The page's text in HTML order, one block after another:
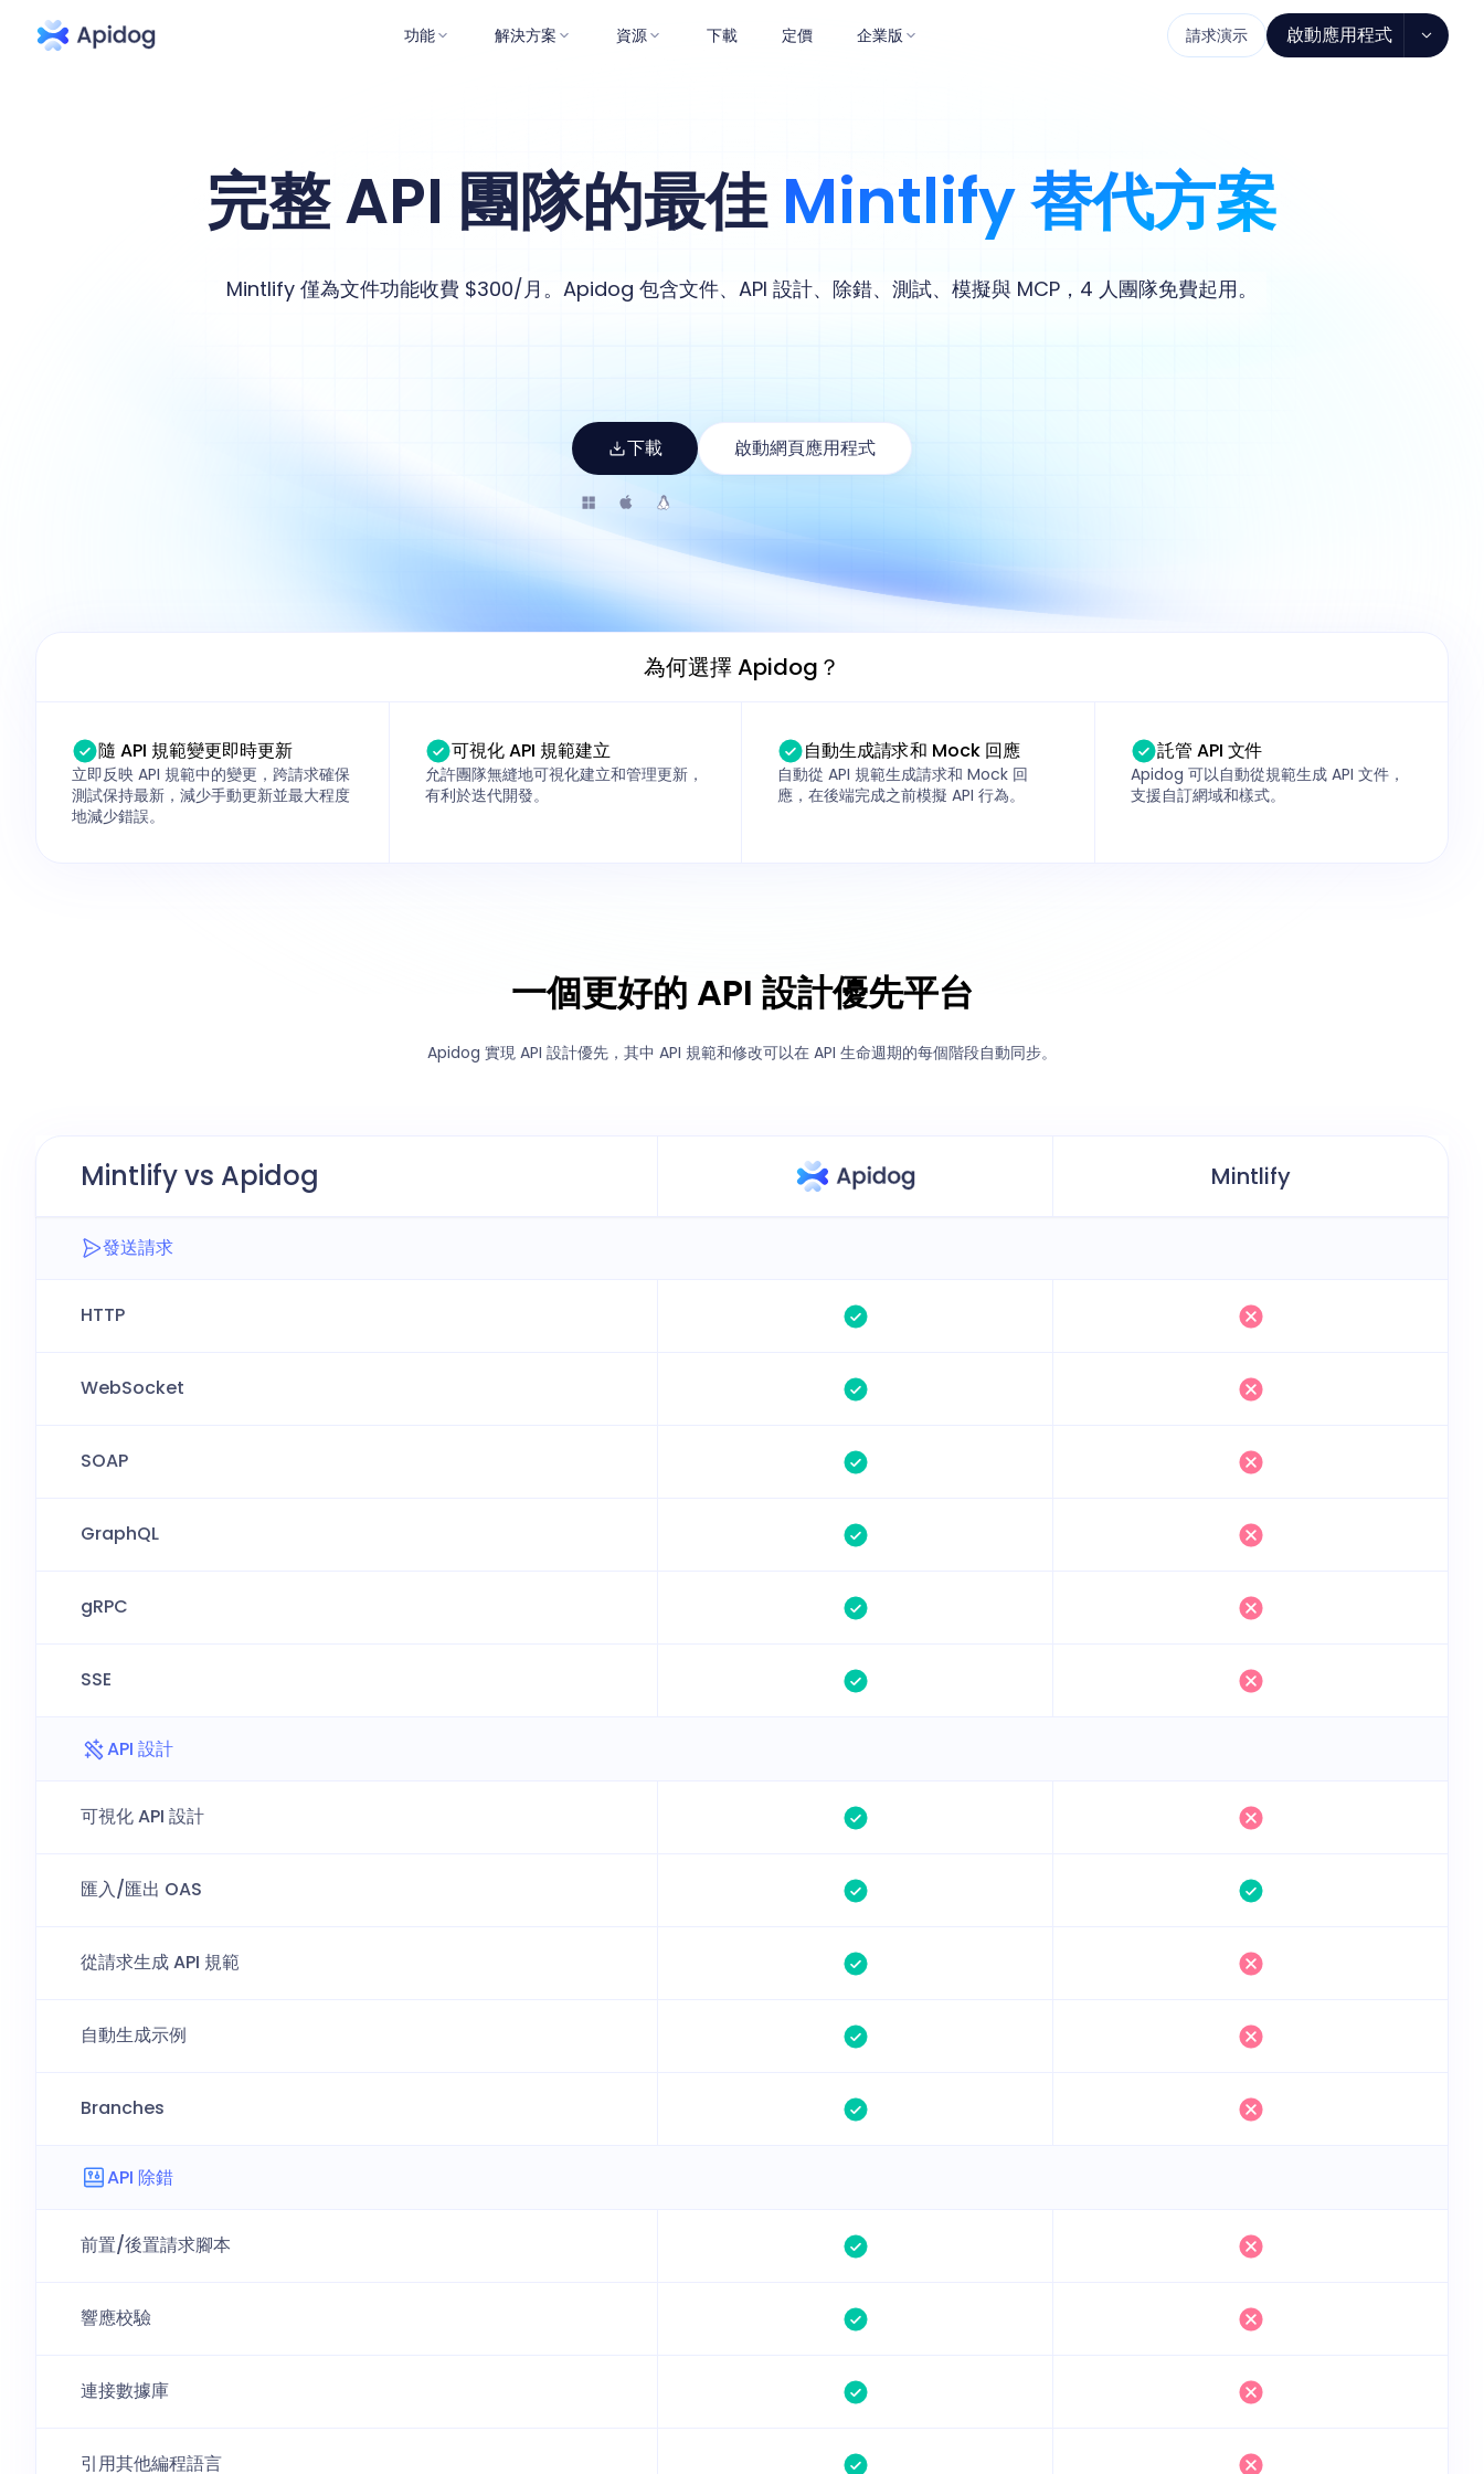
功能 解決方案 資源 下載 定價 企業版 請求演示 啟動應用程式
完整 API 團隊的最佳 Mintlify 替代方案
Mintlify 僅為文件功能收費 $300/月。Apidog 包含文件、API 設計、除錯、測試、模擬與 MCP，4 人團隊免費起用。
下載 啟動網頁應用程式
為何選擇 Apidog？
隨 API 規範變更即時更新
立即反映 API 規範中的變更，跨請求確保
測試保持最新，減少手動更新並最大程度
地減少錯誤。
可視化 API 規範建立
允許團隊無縫地可視化建立和管理更新，
有利於迭代開發。
自動生成請求和 Mock 回應
自動從 API 規範生成請求和 Mock 回
應，在後端完成之前模擬 API 行為。
託管 API 文件
Apidog 可以自動從規範生成 API 文件，
支援自訂網域和樣式。
一個更好的 API 設計優先平台
Apidog 實現 API 設計優先，其中 API 規範和修改可以在 API 生命週期的每個階段自動同步。
Mintlify vs Apidog Mintlify
發送請求
HTTP
WebSocket
SOAP
GraphQL
gRPC
SSE
API 設計
可視化 API 設計
匯入/匯出 OAS
從請求生成 API 規範
自動生成示例
Branches
API 除錯
前置/後置請求腳本
響應校驗
連接數據庫
引用其他編程語言